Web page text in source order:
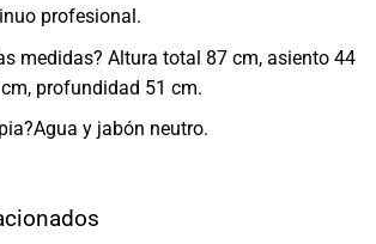
profesional.
medidas? Altura total 87 cm, asiento 44
profundidad 51 cm.
y jabón neutro.